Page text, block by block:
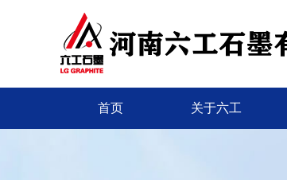
首页 关于六工